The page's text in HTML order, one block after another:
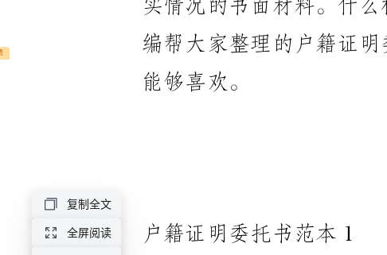
户籍证明委托书范本1
复制全文
全屏阅读